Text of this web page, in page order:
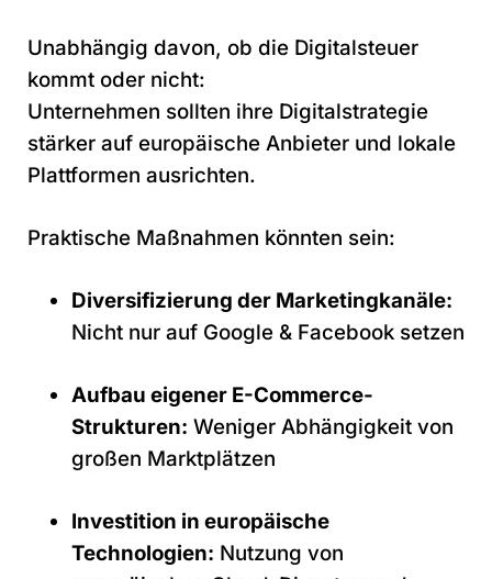
Unabhängig davon, ob die Digitalsteuer
kommt oder nicht:
Unternehmen sollten ihre Digitalstrategie
stärker auf europäische Anbieter und lokale
Plattformen ausrichten.
Praktische Maßnahmen könnten sein:
Diversifizierung der Marketingkanäle:
Nicht nur auf Google & Facebook setzen
Aufbau eigener E-Commerce-
Strukturen: Weniger Abhängigkeit von
großen Marktplätzen
Investition in europäische
Technologien: Nutzung von